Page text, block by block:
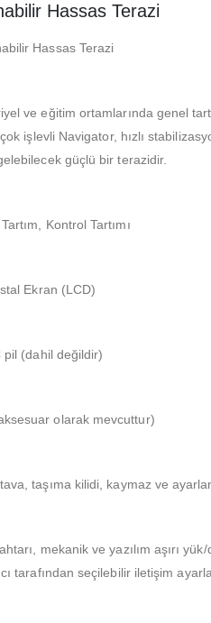
Hassas Terazi
Hassas Terazi
ve eğitim ortamlarında genel
işlevli Navigator, hızlı
güçlü bir terazidir.
Kontrol Tartımı
Ekran (LCD)
(dahil değildir)
olarak mevcuttur)
taşıma kilidi, kaymaz ve
mekanik ve yazılım aşırı
tarafından seçilebilir iletişim